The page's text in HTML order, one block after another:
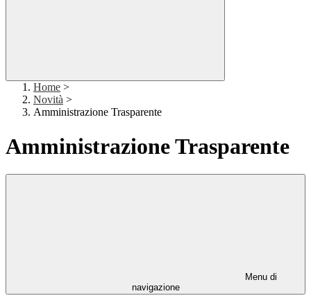
Home >
Novità >
Amministrazione Trasparente
Amministrazione Trasparente
Menu di
navigazione